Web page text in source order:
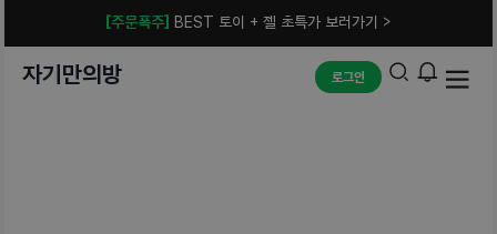
[주문폭주] BEST 토이 + 젤 초특가 보러가기 >
자기만의방 로그인